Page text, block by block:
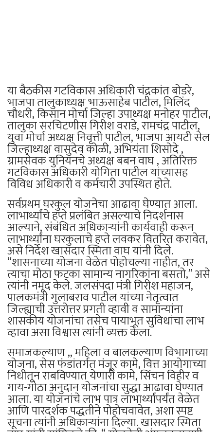
या बैठकीस गटविकास अधिकारी चंद्रकांत बोडरे,
भाजपा तालुकाध्यक्ष भाऊसाहेब पाटील, मिलिंद
चौधरी, किसान मोर्चा जिल्हा उपाध्यक्ष मनोहर पाटील,
तालुका सरचिटणीस गिरीश वराडे, रामचंद्र पाटील,
युवा मोर्चा अध्यक्ष निवृत्ती पाटील, भाजपा आयटी सेल
जिल्हाध्यक्ष वासुदेव कोळी, अभियंता शिसोदे ,
ग्रामसेवक युनियनचे अध्यक्ष बबन वाघ , अतिरिक्त
गटविकास अधिकारी योगिता पाटील यांच्यासह
विविध अधिकारी व कर्मचारी उपस्थित होते.
सर्वप्रथम घरकुल योजनेचा आढावा घेण्यात आला.
लाभार्थ्यांचे हप्ते प्रलंबित असल्याचे निदर्शनास
आल्याने, संबंधित अधिकाऱ्यांनी कार्यवाही करून
लाभार्थ्यांना घरकुलाचे हप्ते लवकर वितरित करावेत,
असे निर्देश खासदार स्मिता वाघ यांनी दिले.
“शासनाच्या योजना वेळेत पोहोचल्या नाहीत, तर
त्याचा मोठा फटका सामान्य नागरिकांना बसतो,” असे
त्यांनी नमूद केले. जलसंपदा मंत्री गिरीश महाजन,
पालकमंत्री गुलाबराव पाटील यांच्या नेतृत्वात
जिल्ह्याची उत्तरोत्तर प्रगती व्हावी व सामान्यांना
शासकीय योजनांचा तसेच पायाभूत सुविधांचा लाभ
व्हावा असा विश्वास त्यांनी व्यक्त केला.
समाजकल्याण ,, महिला व बालकल्याण विभागाच्या
योजना, सेस फंडांतर्गत मंजूर कामे, वित्त आयोगाच्या
निधीतून राबविण्यात येणारी कामे, सिंचन विहीर व
गाय-गोठा अनुदान योजनांचा सुद्धा आढावा घेण्यात
आला. या योजनांचे लाभ पात्र लाभार्थ्यांपर्यंत वेळेत
आणि पारदर्शक पद्धतीने पोहोचवावेत, अशा स्पष्ट
सूचना त्यांनी अधिकाऱ्यांना दिल्या. खासदार स्मिता